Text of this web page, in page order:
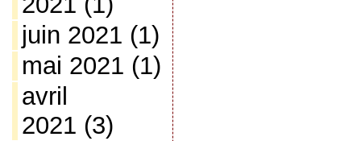
juin 2021 (1)
mai 2021 (1)
avril
2021 (3)